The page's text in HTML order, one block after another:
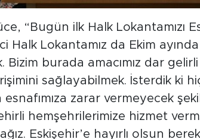
“Bugün ilk Halk Lokantamızı
Halk Lokantamız da Ekim
Bizim burada amacımız dar gelirli
sağlayabilmek. İsterdik ki
zarar vermeyecek
hemşehrilerimize hizmet
Eskişehir’e hayırlı olsun